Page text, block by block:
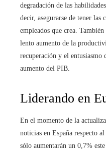
degradación de las
decir, asegurarse de tener las
empleados que crea.
lento aumento de la
recuperación y el
aumento del PIB.
Liderando en
En el momento de la
noticias en España respecto
sólo aumentarán un 0,7%